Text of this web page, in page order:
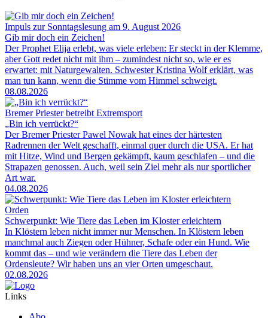
Impuls zur Sonntagslesung am 9. August 2026
Gib mir doch ein Zeichen!
Der Prophet Elija erlebt, was viele erleben: Er steckt in der Klemme,
aber Gott redet nicht mit ihm – zumindest nicht so, wie er es
erwartet: mit Naturgewalten. Schwester Kristina Wolf erklärt, was
man tun kann, wenn die Stimme vom Himmel schweigt.
08.08.2026
Bremer Priester betreibt Extremsport
„Bin ich verrückt?“
Der Bremer Priester Pawel Nowak hat eines der härtesten
Radrennen der Welt geschafft, einmal quer durch die USA. Er hat
mit Hitze, Wind und Bergen gekämpft, kaum geschlafen – und die
Strapazen genossen. Auch, weil sein Ziel mehr als nur sportlicher
Art war.
04.08.2026
Orden
Schwerpunkt: Wie Tiere das Leben im Kloster erleichtern
In Klöstern leben nicht immer nur Menschen. In Klöstern leben
manchmal auch Ziegen oder Hühner, Schafe oder ein Hund. Wie
kommt das – und wie verändern die Tiere das Leben der
Ordensleute? Wir haben uns an vier Orten umgeschaut.
02.08.2026
Links